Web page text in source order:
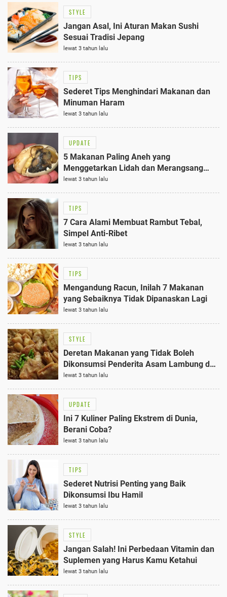
STYLE
Jangan Asal, Ini Aturan Makan Sushi
Sesuai Tradisi Jepang
lewat 3 tahun lalu
TIPS
Sederet Tips Menghindari Makanan dan
Minuman Haram
lewat 3 tahun lalu
UPDATE
5 Makanan Paling Aneh yang
Menggetarkan Lidah dan Merangsang
Rasa Penasaran
lewat 3 tahun lalu
TIPS
7 Cara Alami Membuat Rambut Tebal,
Simpel Anti-Ribet
lewat 3 tahun lalu
TIPS
Mengandung Racun, Inilah 7 Makanan
yang Sebaiknya Tidak Dipanaskan Lagi
lewat 3 tahun lalu
STYLE
Deretan Makanan yang Tidak Boleh
Dikonsumsi Penderita Asam Lambung dan
GERD
lewat 3 tahun lalu
UPDATE
Ini 7 Kuliner Paling Ekstrem di Dunia,
Berani Coba?
lewat 3 tahun lalu
TIPS
Sederet Nutrisi Penting yang Baik
Dikonsumsi Ibu Hamil
lewat 3 tahun lalu
STYLE
Jangan Salah! Ini Perbedaan Vitamin dan
Suplemen yang Harus Kamu Ketahui
lewat 3 tahun lalu